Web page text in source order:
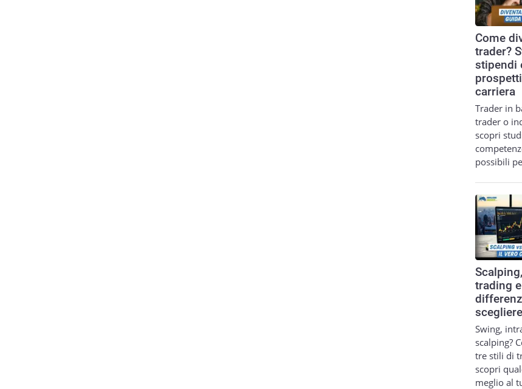
Come
trader?
stipendi
carriera
Trader in
trader o
scopri
possibili
trading
scegliere
Swing,
scalping?
tre stili di
scopri
meglio al